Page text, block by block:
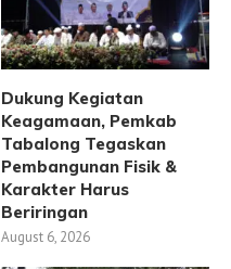
Dukung Kegiatan
Keagamaan, Pemkab
Tabalong Tegaskan
Pembangunan Fisik &
Karakter Harus
Beriringan
August 6, 2026